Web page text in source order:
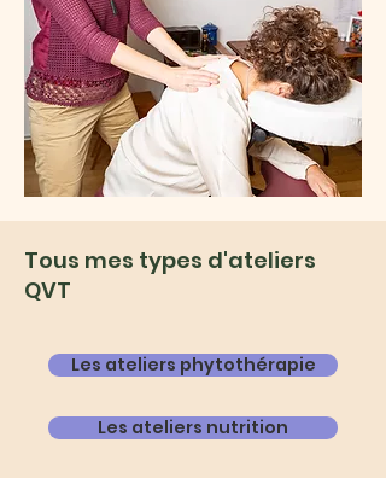
Tous mes types d'ateliers
QVT
Les ateliers phytothérapie
Les ateliers nutrition